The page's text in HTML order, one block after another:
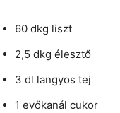
60 dkg liszt
2,5 dkg élesztő
3 dl langyos tej
1 evőkanál cukor